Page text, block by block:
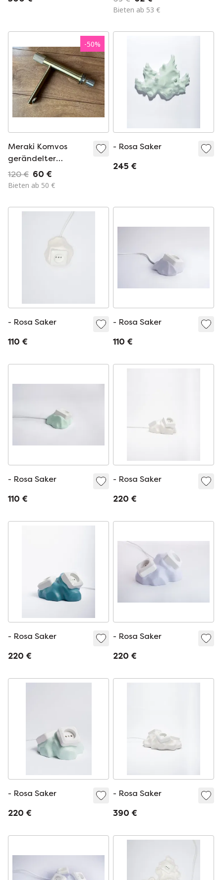
Bieten ab 53 €
-50%
Meraki Komvos
gerändelter
Mischbatterie
120 € 60 €
Bieten ab 50 €
- Rosa Saker
245 €
- Rosa Saker
110 €
- Rosa Saker
110 €
- Rosa Saker
110 €
- Rosa Saker
220 €
- Rosa Saker
220 €
- Rosa Saker
220 €
- Rosa Saker
220 €
- Rosa Saker
390 €